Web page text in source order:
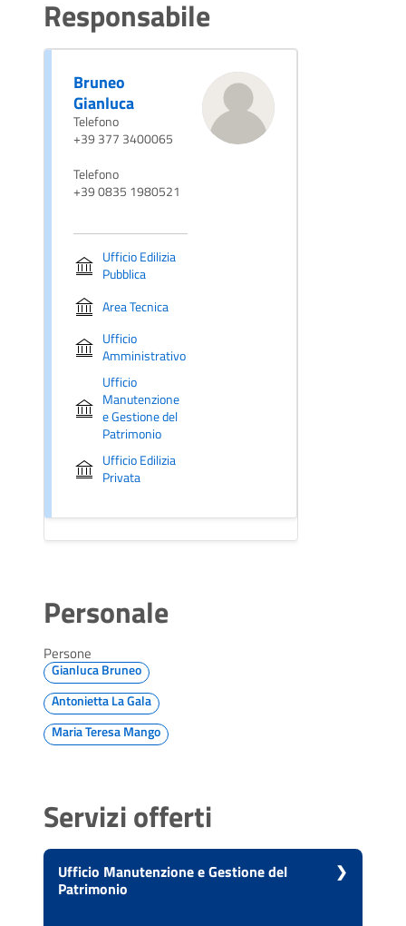
Responsabile
Bruneo
Gianluca
Telefono
+39 377 3400065
Telefono
+39 0835 1980521
Ufficio Edilizia
Pubblica
Area Tecnica
Ufficio
Amministrativo
Ufficio
Manutenzione
e Gestione del
Patrimonio
Ufficio Edilizia
Privata
Personale
Persone
Gianluca Bruneo
Antonietta La Gala
Maria Teresa Mango
Servizi offerti
Ufficio Manutenzione e Gestione del
Patrimonio